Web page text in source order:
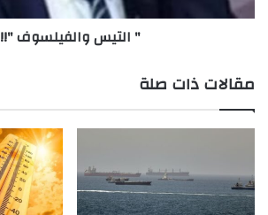
" التيس والفيلسوف "!!
مقالات ذات صلة